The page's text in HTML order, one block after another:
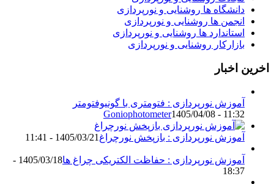
دانشگاه ها روشنایی و نورپردازی
انجمن ها روشنایی و نورپردازی
استاندارد ها روشنایی و نورپردازی
بازارکار روشنایی و نورپردازی
اخرین اخبار
آموزش نورپردازی : فتومتری با گونیوفتومتر
Goniophotometer1405/04/08 - 11:32
آموزش نورپردازی : بازپخش نورچراغ 1405/03/21 - 11:41
آموزش نورپردازی : حفاظت الکتریکی چراغ ها
1405/03/18 -
18:37